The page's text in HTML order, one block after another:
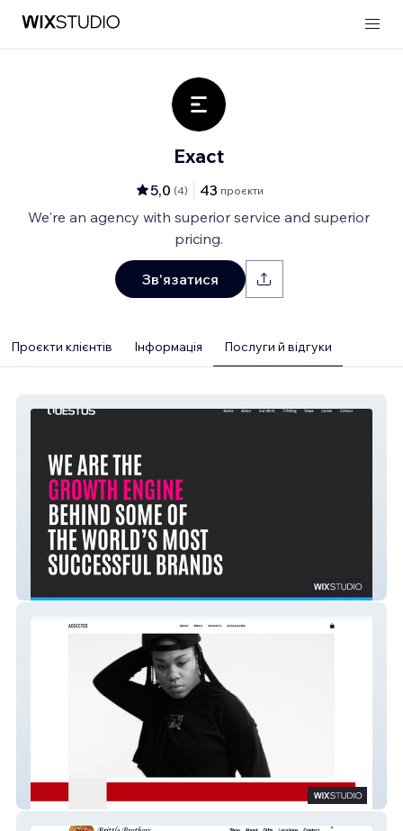
Exact
5,0 (4) 43 проєкти
We're an agency with superior service and superior
pricing.
Зв'язатися
Проєкти клієнтів Інформація Послуги й відгуки